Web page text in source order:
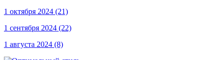
1 октября 2024 (21)
1 сентября 2024 (22)
1 августа 2024 (8)